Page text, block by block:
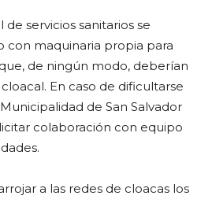
servicios sanitarios se
con maquinaria propia para
de ningún modo, deberían
En caso de dificultarse
de San Salvador
colaboración con equipo
a las redes de cloacas los